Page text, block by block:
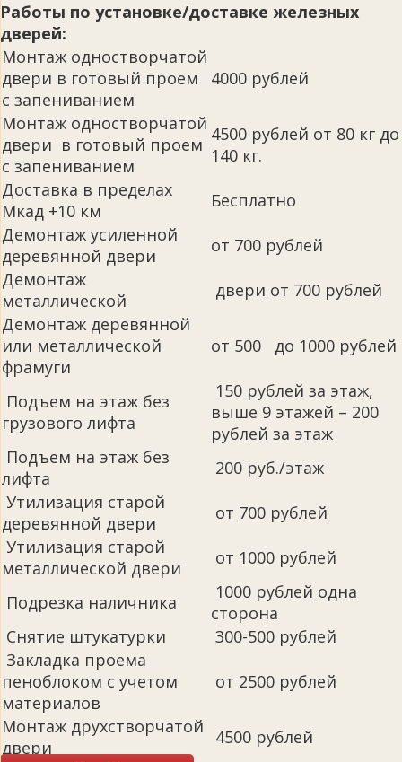
Работы по установке/доставке железных
дверей:
Монтаж одностворчатой
двери в готовый проем
с запениванием
4000 рублей
Монтаж одностворчатой
двери в готовый проем
с запениванием
4500 рублей от 80 кг до
140 кг.
Доставка в пределах
Мкад +10 км
Бесплатно
Демонтаж усиленной
деревянной двери
от 700 рублей
Демонтаж
металлической
двери от 700 рублей
Демонтаж деревянной
или металлической
фрамуги
от 500 до 1000 рублей
Подъем на этаж без
грузового лифта
150 рублей за этаж,
выше 9 этажей – 200
рублей за этаж
Подъем на этаж без
лифта
200 руб./этаж
Утилизация старой
деревянной двери
от 700 рублей
Утилизация старой
металлической двери
от 1000 рублей
Подрезка наличника
1000 рублей одна
сторона
Снятие штукатурки
300-500 рублей
Закладка проема
пеноблоком с учетом
материалов
от 2500 рублей
Монтаж друхстворчатой
двери
4500 рублей